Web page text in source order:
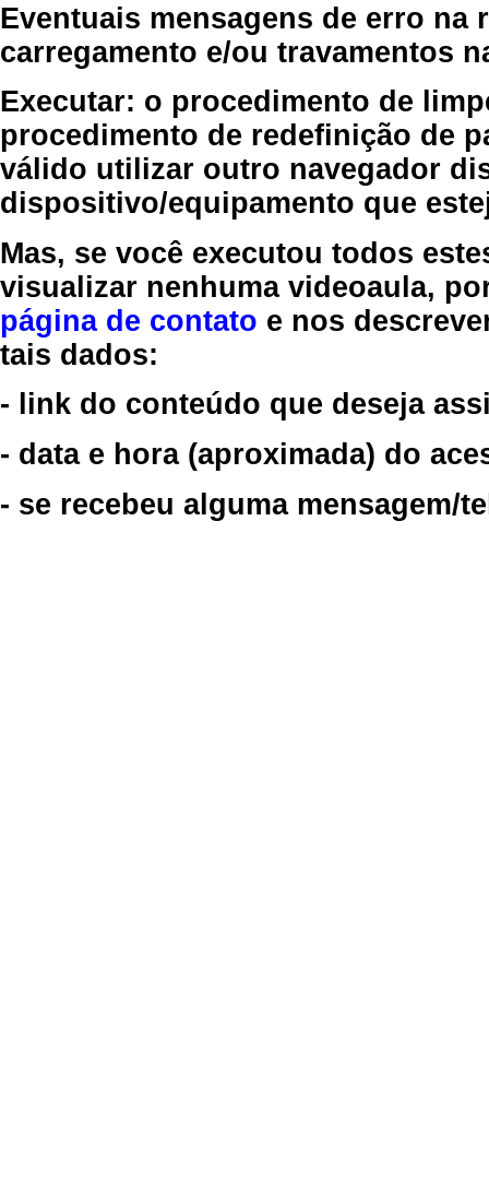
Eventuais mensagens de erro
carregamento e/ou travamentos
Executar: o procedimento de
procedimento de redefinição de
válido utilizar outro navegador
dispositivo/equipamento que
Mas, se você executou todos
visualizar nenhuma videoaula,
página de contato e nos
tais dados:
- link do conteúdo que deseja
- data e hora (aproximada) do
- se recebeu alguma mensagem/